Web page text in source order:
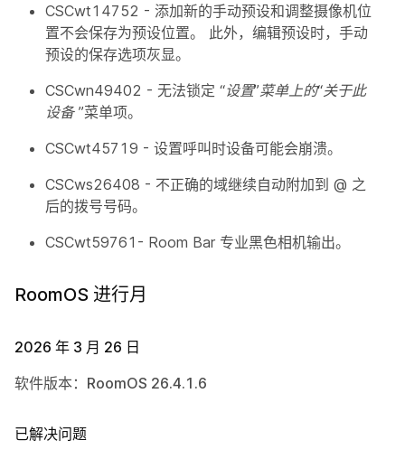
CSCwt14752 - 添加新的手动预设和调整摄像机位
置不会保存为预设位置。 此外，编辑预设时，手动
预设的保存选项灰显。
CSCwn49402 - 无法锁定 “设置”菜单上的“关于此
设备”菜单项。
CSCwt45719 - 设置呼叫时设备可能会崩溃。
CSCws26408 - 不正确的域继续自动附加到 @ 之
后的拨号号码。
CSCwt59761- Room Bar 专业黑色相机输出。
RoomOS 进行月
2026 年 3 月 26 日
软件版本：RoomOS 26.4.1.6
已解决问题